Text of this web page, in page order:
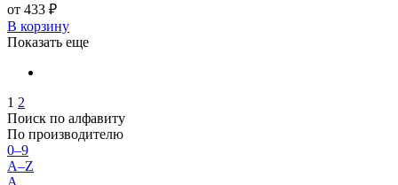
от 433 ₽
В корзину
Показать еще
1 2
Поиск по алфавиту
По производителю
0–9
A–Z